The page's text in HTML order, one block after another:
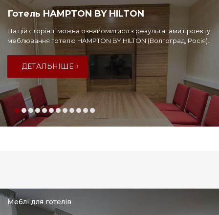
Готель HAMPTON BY HILTON
На цій сторінці можна ознайомитися з результатами проекту
меблювання готелю HAMPTON BY HILTON (Волгоград, Росія).
ДЕТАЛЬНІШЕ
ДЕТАЛЬНІШЕ
ДЕТАЛЬНІШЕ
ДЕТАЛЬНІШЕ
ДЕТАЛЬНІШЕ
ДЕТАЛЬНІШЕ
ДЕТАЛЬНІШЕ
ДЕТАЛЬНІШЕ
ДЕТАЛЬНІШЕ
ДЕТАЛЬНІШЕ
ДЕТАЛЬНІШЕ
ДЕТАЛЬНІШЕ
Меблі для готелів